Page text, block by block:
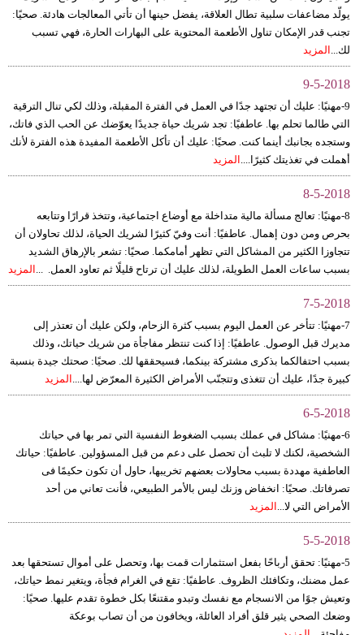
يولّد مضاعفات سلبية تطال العلاقة، يفضل حينها أن تأتي المعالجات هادئة. صحيًا:
تجنب قدر الإمكان تناول الأطعمة المحتوية على البهارات الحارة، فهي تسبب
لك... المزيد
9-5-2018
9-مهنيًا: عليك أن تجتهد جدًا في العمل في الفترة المقبلة، وذلك لكي تنال الترقية
التي طالما تحلم بها. عاطفيًا: تجد شريك حياة جديدًا يعوّضك عن الحب الذي فاتك،
وستجده بجانبك أينما كنت. صحيًا: عليك أن تأكل الأطعمة المفيدة هذه الفترة لأنك
أهملت في تغذيتك كثيرًا.... المزيد
8-5-2018
8-مهنيًا: تعالج مسألة مالية متداخلة مع أوضاع اجتماعية، وتتخذ قرارًا وتتابعه
بحرص ومن دون إهمال. عاطفيًا: أنت وفيّ كثيرًا لشريك الحياة، لذلك تحاولان أن
تتجاوزا الكثير من المشاكل التي تظهر أمامكما. صحيًا: تشعر بالإرهاق الشديد
بسبب ساعات العمل الطويلة، لذلك عليك أن ترتاح قليلًا ثم تعاود العمل. ... المزيد
7-5-2018
7-مهنيًا: تتأخر عن العمل اليوم بسبب كثرة الزحام، ولكن عليك أن تعتذر إلى
مديرك قبل الوصول. عاطفيًا: إذا كنت تنتظر مفاجأة من شريك حياتك، وذلك
بسبب احتفالكما بذكرى مشتركة بينكما، فسيحققها لك. صحيًا: صحتك جيدة بنسبة
كبيرة جدًا، عليك أن تتغذى وتتجنّب الأمراض الكثيرة المعرّض لها.... المزيد
6-5-2018
6-مهنيًا: مشاكل في عملك بسبب الضغوط النفسية التي تمر بها في حياتك
الشخصية، لكنك لا تلبث أن تحصل على دعم من قبل المسؤولين. عاطفيًا: حياتك
العاطفية مهددة بسبب محاولات بعضهم تخريبها، حاول أن تكون حكيمًا فى
تصرفاتك. صحيًا: انخفاض وزنك ليس بالأمر الطبيعي، فأنت تعاني من أحد
الأمراض التي لا... المزيد
5-5-2018
5-مهنيًا: تحقق أرباحًا بفعل استثمارات قمت بها، وتحصل على أموال تستحقها بعد
عمل مضنك، وتكافئك الظروف. عاطفيًا: تقع في الغرام فجأة، ويتغير نمط حياتك،
وتعيش جوًا من الانسجام مع نفسك وتبدو مقتنعًا بكل خطوة تقدم عليها. صحيًا:
وضعك الصحي يثير قلق أفراد العائلة، ويخافون من أن تصاب بوعكة